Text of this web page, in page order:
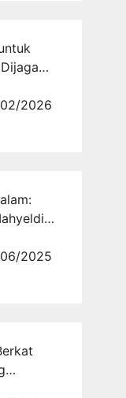
2026
2025